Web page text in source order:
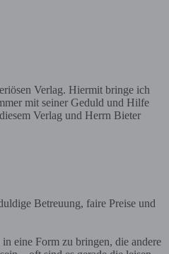
Verlag. Hiermit bringe ich
mit seiner Geduld und Hilfe
Verlag und Herrn Bieter
Betreuung, faire Preise und
eine Form zu bringen, die andere